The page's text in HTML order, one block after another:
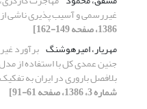
غیررسمی و آسیب پذیری ناشی
1386، صفحه 149-162]
مهریار، امیرهوشنگ برآورد
جنین عمدی کل با استفاده از
بلافصل باروری در ایران به
شماره 3، 1386، صفحه 61-91]